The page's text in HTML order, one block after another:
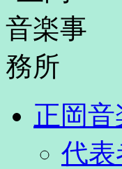
正岡
代